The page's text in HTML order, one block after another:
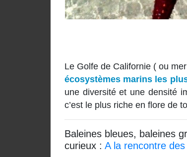
Le Golfe de Californie ( ou
écosystèmes marins les
une diversité et une densité
c’est le plus riche en flore de
Baleines bleues, baleines
curieux : A la rencontre